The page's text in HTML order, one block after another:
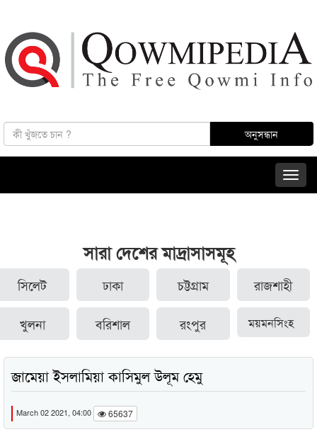
সারা দেশের মাদ্রাসাসমূহ
সিলেট ঢাকা চট্টগ্রাম রাজশাহী
খুলনা বরিশাল রংপুর ময়মনসিংহ
জামেয়া ইসলামিয়া কাসিমুল উলূম হেমু
March 02 2021, 04:00 65637